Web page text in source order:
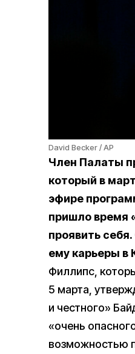
David Becker / AP
Член Палаты
который в
эфире
пришло время
проявить
ему карьеры в
Филлипс,
5 марта,
и честного»
«очень
возможностью